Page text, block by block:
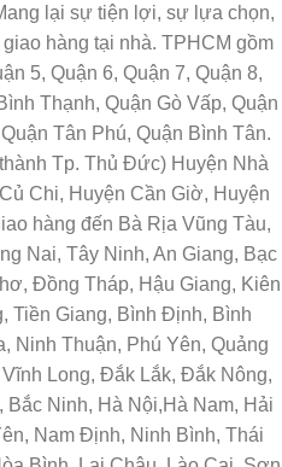
lại sự tiện lợi, sự lựa chọn,
hàng tại nhà. TPHCM gồm
5, Quận 6, Quận 7, Quận 8,
Thạnh, Quận Gò Vấp, Quận
Tân Phú, Quận Bình Tân.
Tp. Thủ Đức) Huyện Nhà
Chi, Huyện Cần Giờ, Huyện
hàng đến Bà Rịa Vũng Tàu,
Nai, Tây Ninh, An Giang, Bạc
Đồng Tháp, Hậu Giang, Kiên
Tiền Giang, Bình Định, Bình
Ninh Thuận, Phú Yên, Quảng
Long, Đắk Lắk, Đắk Nông,
Bắc Ninh, Hà Nội,Hà Nam, Hải
Nam Định, Ninh Bình, Thái